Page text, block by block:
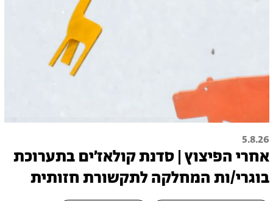
5.8.26
אחרי הפיצוץ | סדנת קולאז׳ים בתערוכת
בוגרי/ות המחלקה לתקשורת חזותית